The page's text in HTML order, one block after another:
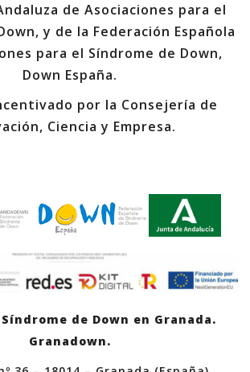
de Asociaciones para el
y de la Federación Española
para el Síndrome de Down,
Down España.
por la Consejería de
Ciencia y Empresa.
de Down en Granada.
Granadown.